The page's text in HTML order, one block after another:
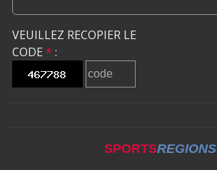
VEUILLEZ RECOPIER LE
CODE * :
SPORTSREGIONS